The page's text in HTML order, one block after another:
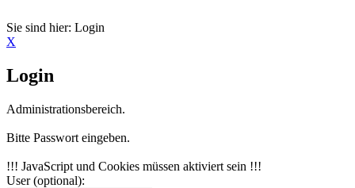
Sie sind hier: Login
X
Login
Administrationsbereich.
Bitte Passwort eingeben.
!!! JavaScript und Cookies müssen aktiviert sein !!!
User (optional):